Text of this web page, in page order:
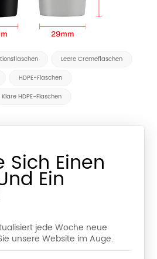
Leere Cremeflaschen
HDPE-Flaschen
Klare HDPE-Flaschen
Sich Einen
Ein
jede Woche neue
unsere Website im Auge.